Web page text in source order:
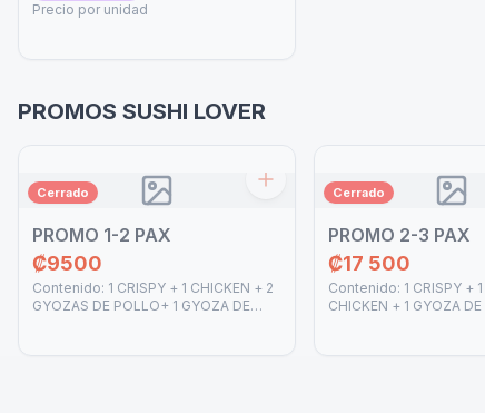
Precio por unidad
PROMOS SUSHI LOVER
Cerrado
PROMO 1-2 PAX
₡9500
Contenido: 1 CRISPY + 1 CHICKEN + 2
GYOZAS DE POLLO+ 1 GYOZA DE
Cerrado
PROMO 2-3 PAX
₡17 500
Contenido: 1 CRISPY +
CHICKEN + 1 GYOZA